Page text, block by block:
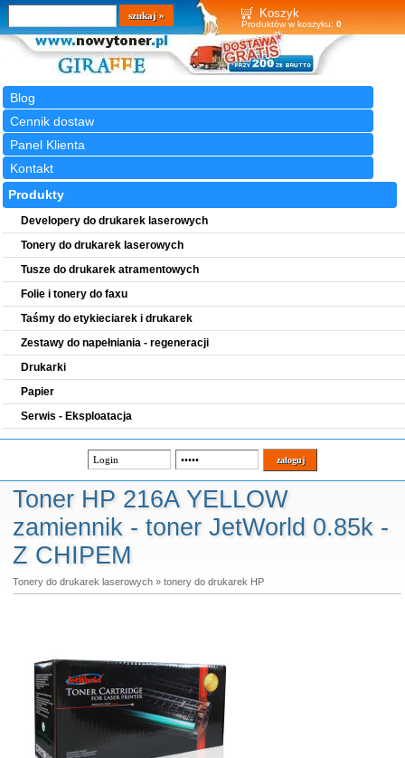
Koszyk
Produktów w koszyku: 0
Blog
Cennik dostaw
Panel Klienta
Kontakt
Wyszukiwarka
szukaj
Produkty
Developery do drukarek laserowych
Tonery do drukarek laserowych
Tusze do drukarek atramentowych
Folie i tonery do faxu
Taśmy do etykieciarek i drukarek
Zestawy do napełniania - regeneracji
Drukarki
Papier
Serwis - Eksploatacja
Toner HP 216A YELLOW
zamiennik - toner JetWorld 0.85k -
Z CHIPEM
Tonery do drukarek laserowych» tonery do drukarek HP